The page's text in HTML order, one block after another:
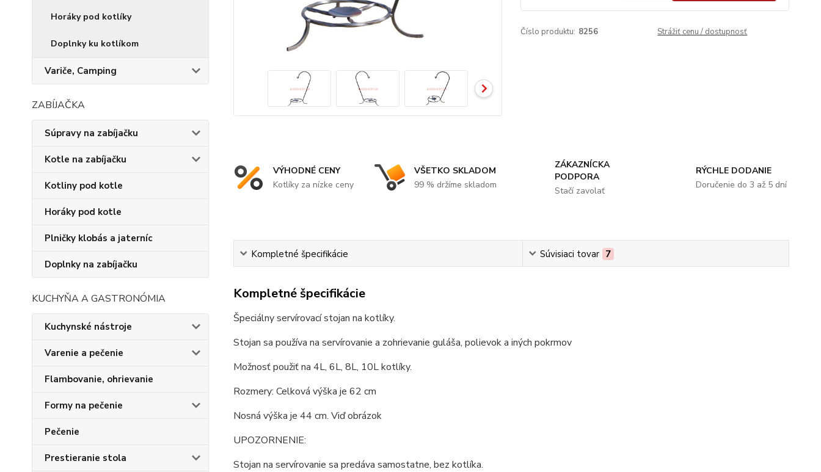
Horáky pod kotlíky
Doplnky ku kotlíkom
Variče, Camping
ZABÍJAČKA
Súpravy na zabíjačku
Kotle na zabíjačku
Kotliny pod kotle
Horáky pod kotle
Plničky klobás a jaterníc
Doplnky na zabíjačku
KUCHYŇA A GASTRONÓMIA
Kuchynské nástroje
Varenie a pečenie
Flambovanie, ohrievanie
Formy na pečenie
Pečenie
Prestieranie stola
Číslo produktu: 8256 Strážiť cenu / dostupnosť
VÝHODNÉ CENY
Kotlíky za nízke ceny
VŠETKO SKLADOM
99 % držíme skladom
ZÁKAZNÍCKA
PODPORA
Stačí zavolať
RÝCHLE DODANIE
Doručenie do 3 až 5 dní
Kompletné špecifikácie Súvisiaci tovar 7
Kompletné špecifikácie
Špeciálny servírovací stojan na kotlíky.
Stojan sa používa na servírovanie a zohrievanie guláša, polievok a iných pokrmov
Možnosť použiť na 4L, 6L, 8L, 10L kotlíky.
Rozmery: Celková výška je 62 cm
Nosná výška je 44 cm. Viď obrázok
UPOZORNENIE:
Stojan na servírovanie sa predáva samostatne, bez kotlíka.